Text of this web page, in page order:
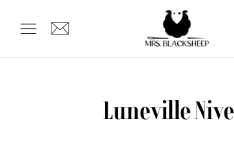
Luneville